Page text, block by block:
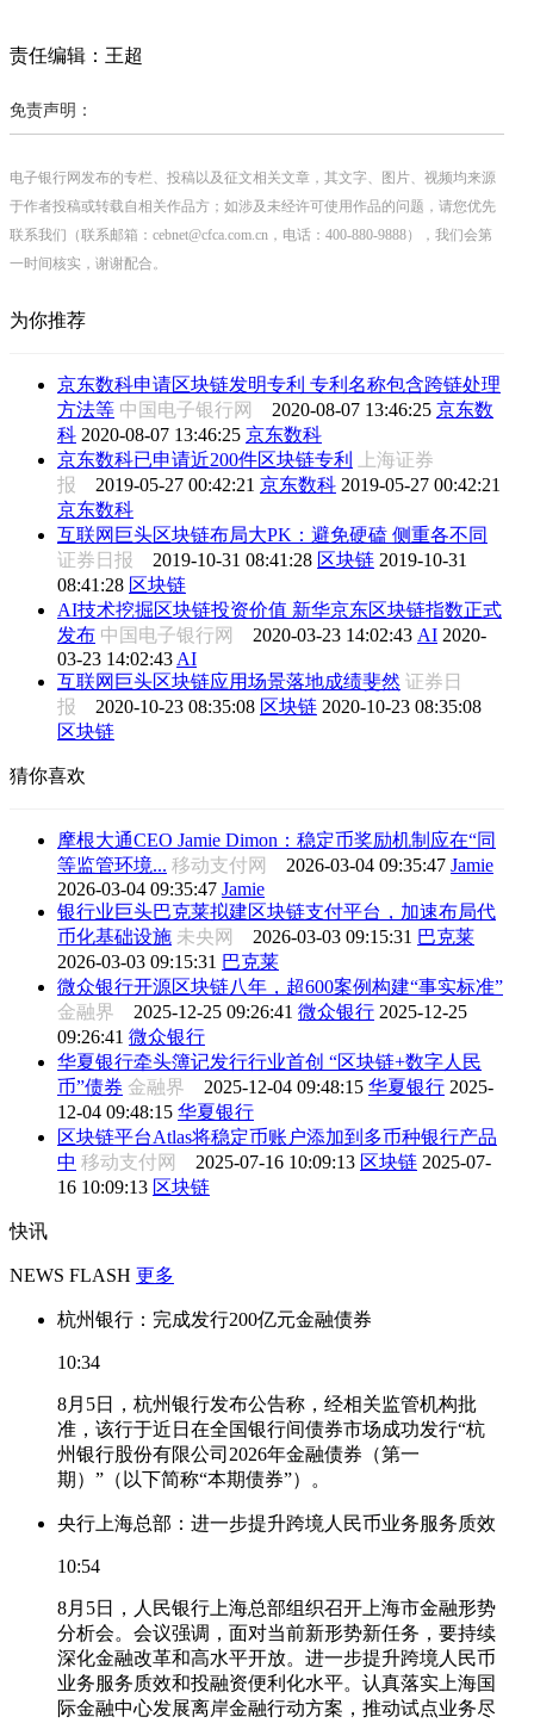
责任编辑：王超
免责声明：
电子银行网发布的专栏、投稿以及征文相关文章，其文字、图片、视频均来源
于作者投稿或转载自相关作品方；如涉及未经许可使用作品的问题，请您优先
联系我们（联系邮箱：cebnet@cfca.com.cn，电话：400-880-9888），我们会第
一时间核实，谢谢配合。
为你推荐
京东数科申请区块链发明专利 专利名称包含跨链处理
方法等 中国电子银行网 2020-08-07 13:46:25 京东数
科 2020-08-07 13:46:25 京东数科
京东数科已申请近200件区块链专利
上海证券
报 2019-05-27 00:42:21 京东数科 2019-05-27 00:42:21
京东数科
互联网巨头区块链布局大PK：避免硬磕 侧重各不同
证券日报 2019-10-31 08:41:28 区块链 2019-10-31
08:41:28 区块链
AI技术挖掘区块链投资价值 新华京东区块链指数正式
发布 中国电子银行网 2020-03-23 14:02:43 AI 2020-
03-23 14:02:43 AI
互联网巨头区块链应用场景落地成绩斐然 证券日
报 2020-10-23 08:35:08 区块链 2020-10-23 08:35:08
区块链
猜你喜欢
摩根大通CEO Jamie Dimon：稳定币奖励机制应在“同
等监管环境... 移动支付网 2026-03-04 09:35:47 Jamie
2026-03-04 09:35:47 Jamie
银行业巨头巴克莱拟建区块链支付平台，加速布局代
币化基础设施 未央网 2026-03-03 09:15:31 巴克莱
2026-03-03 09:15:31 巴克莱
微众银行开源区块链八年，超600案例构建“事实标准”
金融界 2025-12-25 09:26:41 微众银行 2025-12-25
09:26:41 微众银行
华夏银行牵头簿记发行行业首创 “区块链+数字人民
币”债券 金融界 2025-12-04 09:48:15 华夏银行 2025-
12-04 09:48:15 华夏银行
区块链平台Atlas将稳定币账户添加到多币种银行产品
中 移动支付网 2025-07-16 10:09:13 区块链 2025-07-
16 10:09:13 区块链
快讯
NEWS FLASH 更多
杭州银行：完成发行200亿元金融债券
10:34
8月5日，杭州银行发布公告称，经相关监管机构批
准，该行于近日在全国银行间债券市场成功发行“杭
州银行股份有限公司2026年金融债券（第一
期）”（以下简称“本期债券”）。
央行上海总部：进一步提升跨境人民币业务服务质效
10:54
8月5日，人民银行上海总部组织召开上海市金融形势
分析会。会议强调，面对当前新形势新任务，要持续
深化金融改革和高水平开放。进一步提升跨境人民币
业务服务质效和投融资便利化水平。认真落实上海国
际金融中心发展离岸金融行动方案，推动试点业务尽